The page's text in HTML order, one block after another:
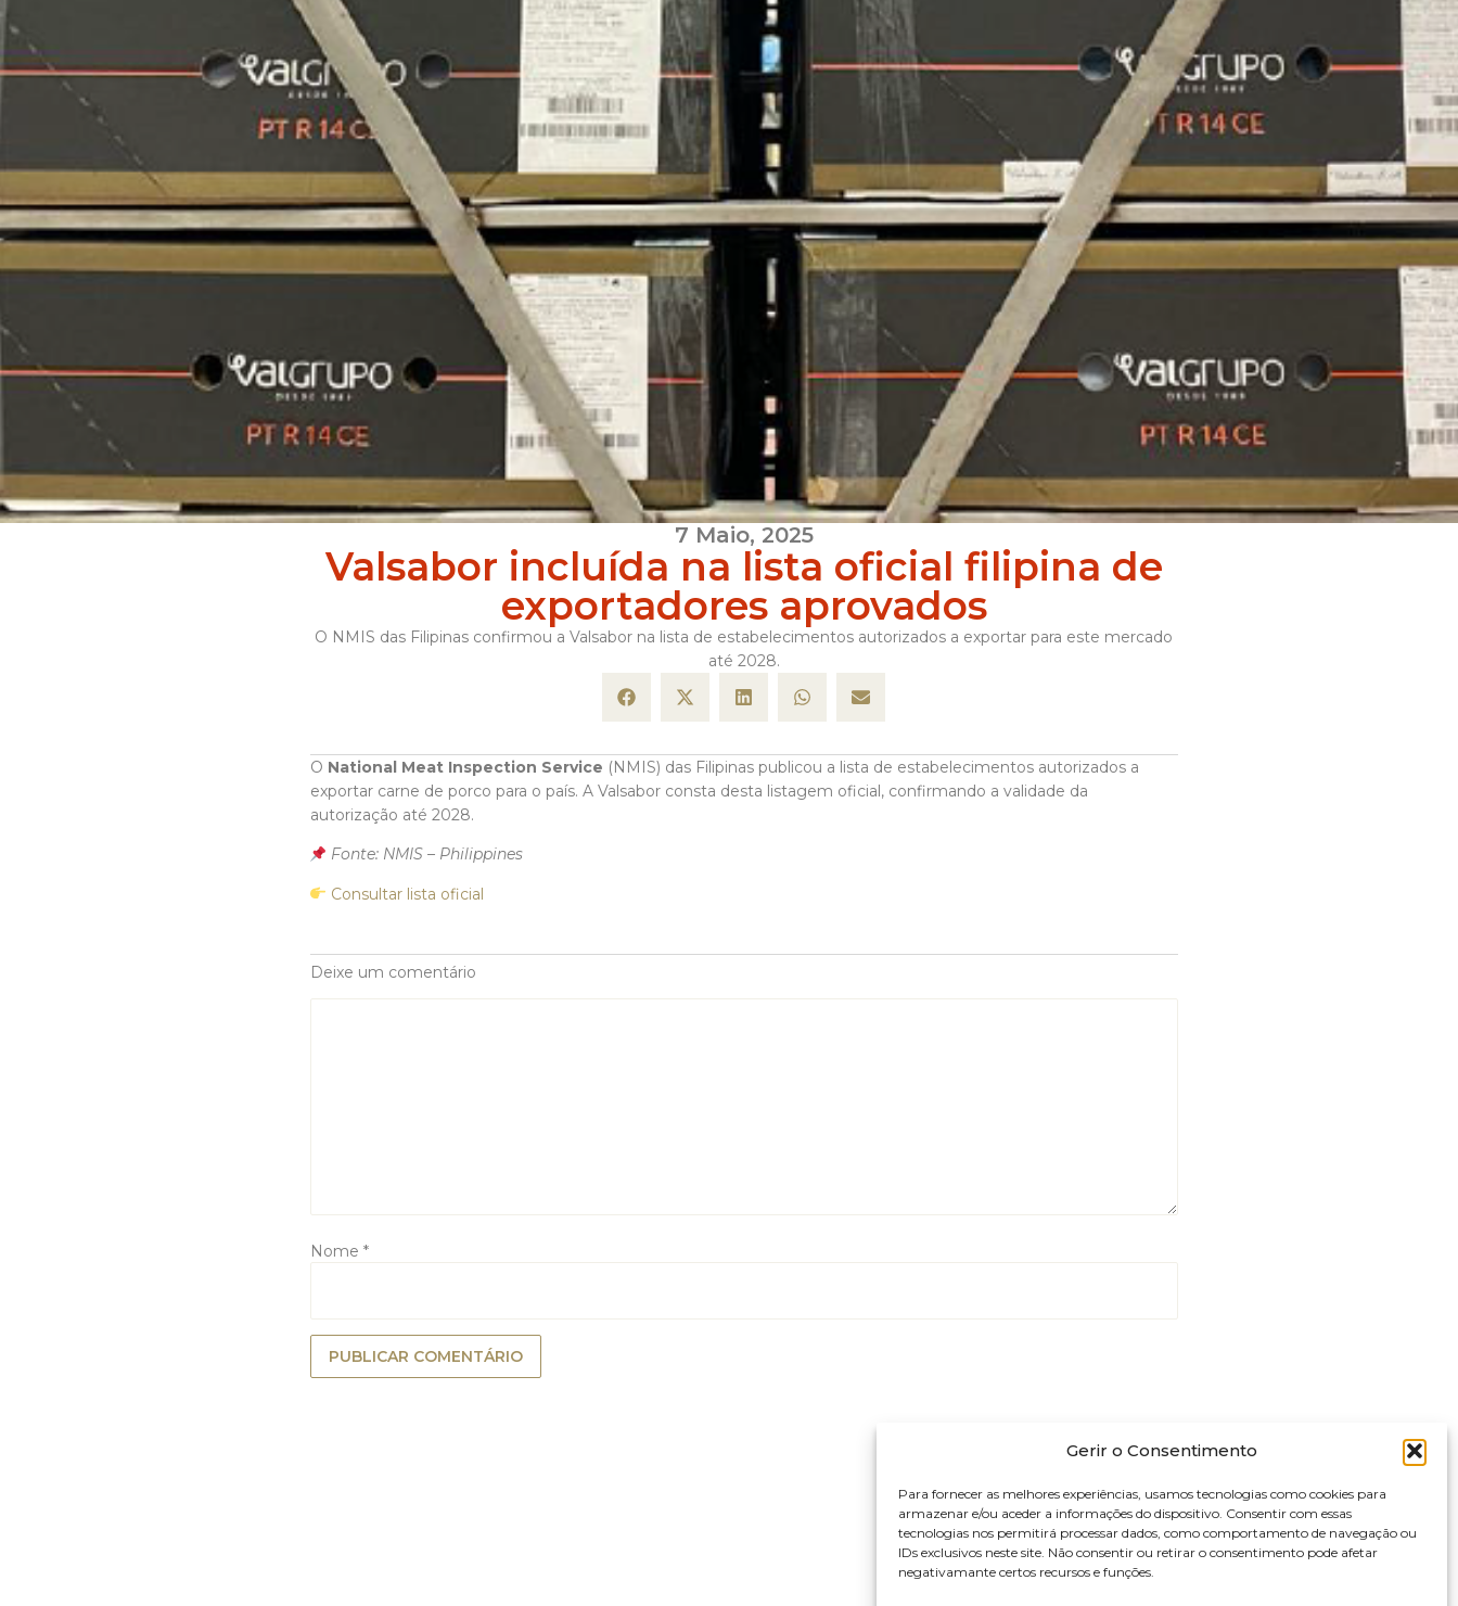
Gerir o Consentimento
Para fornecer as melhores experiências, usamos tecnologias como cookies para
armazenar e/ou aceder a informações do dispositivo. Consentir com essas
tecnologias nos permitirá processar dados, como comportamento de navegação ou
IDs exclusivos neste site. Não consentir ou retirar o consentimento pode afetar
negativamante certos recursos e funções.
7 Maio, 2025
Valsabor incluída na lista oficial filipina de
exportadores aprovados
O NMIS das Filipinas confirmou a Valsabor na lista de estabelecimentos autorizados a exportar para este mercado
até 2028.
O National Meat Inspection Service (NMIS) das Filipinas publicou a lista de estabelecimentos autorizados a
exportar carne de porco para o país. A Valsabor consta desta listagem oficial, confirmando a validade da
autorização até 2028.
Fonte: NMIS – Philippines
Consultar lista oficial
Deixe um comentário
Nome *